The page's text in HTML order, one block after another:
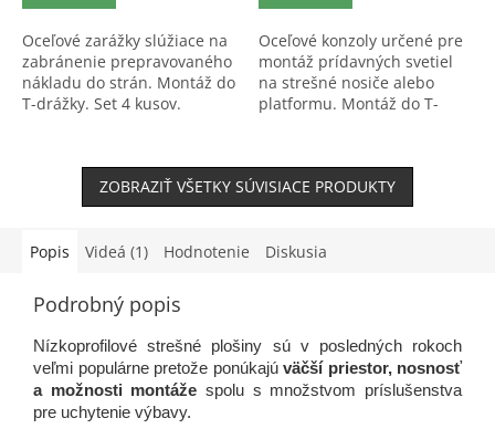
Oceľové zarážky slúžiace na
zabránenie prepravovaného
nákladu do strán. Montáž do
T-drážky. Set 4 kusov.
Oceľové konzoly určené pre
montáž prídavných svetiel
na strešné nosiče alebo
platformu. Montáž do T-
ZOBRAZIŤ VŠETKY SÚVISIACE PRODUKTY
Popis Videá (1) Hodnotenie Diskusia
Podrobný popis
Nízkoprofilové strešné plošiny sú v posledných rokoch
veľmi populárne pretože ponúkajú väčší priestor, nosnosť
a možnosti montáže spolu s množstvom príslušenstva
pre uchytenie výbavy.